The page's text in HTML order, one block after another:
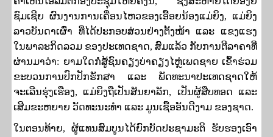
ຊົມເຊີຍ ຜົນງານການເຄື່ອນໄຫວຂອງເອື້ອຍນ້ອງແມ່ຍິງ, ແມ່ຍິງ
ລາວບັນດາເຜົ່າ ທີ່ໄດ້ປະກອບສ່ວນຢ່າງຕັ້ງໜ້າ ແລະ ແຂງແຮງ
ໃນພາລະກິດລວມ ຂອງປະເທດຊາດ, ສົມແລ້ວ ກັບການຕີລາຄາທີ່
ຜ່ານມາວ່າ: ຍາມໃດກໍ່ສູ້ຊົນຄຽງບ່າຄຽງໄຫຼ່ເພດຊາຍ ເຂົ້າຮ່ວມ
ຂະບວນການປົກປັກຮັກສາ ແລະ ພັດທະນາປະເທດຊາດໃຫ້
ຈະເລີນຮຸ່ງເຮືອງ, ແມ່ຍິງຖືເປັນສັນຍາລັກ, ເປັນຜູ້ສືບທອດ ແລະ
ເສີມຂະຫຍາຍ ວັດທະນະທຳ ແລະ ມູນເຊື້ອອັນດີງາມ ຂອງຊາດ.
ໃນຕອນທ້າຍ, ຜູ້ແທນສົມບູນໄດ້ຍົກບັດປະຊາມະຕິ ຮັບຮອງເອົາ